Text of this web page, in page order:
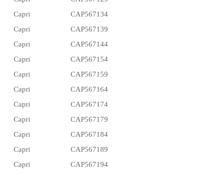
Capri
CAP567134
Capri
CAP567139
Capri
CAP567144
Capri
CAP567154
Capri
CAP567159
Capri
CAP567164
Capri
CAP567174
Capri
CAP567179
Capri
CAP567184
Capri
CAP567189
Capri
CAP567194